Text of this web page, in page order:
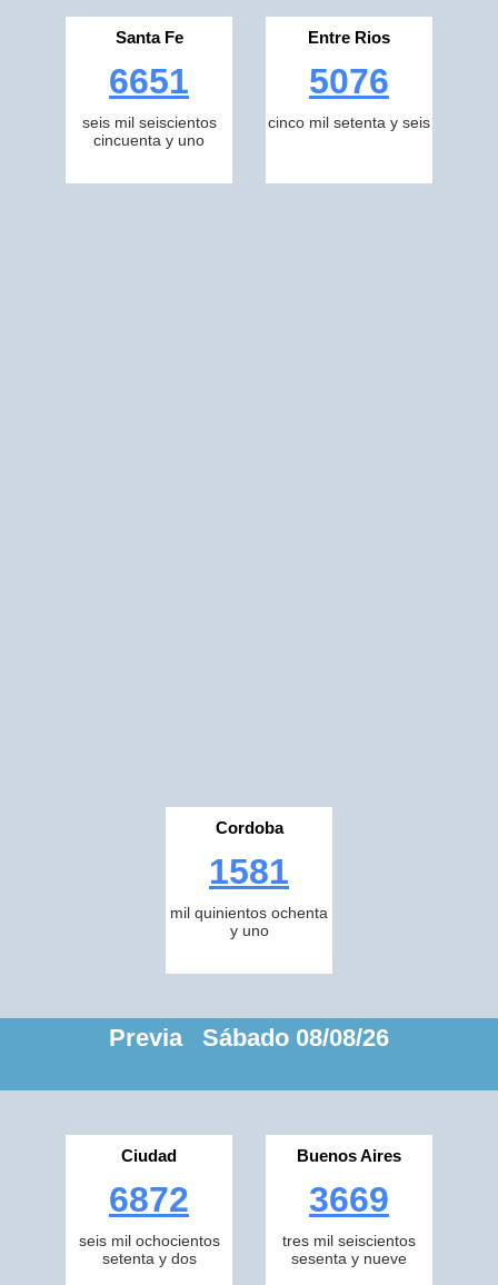
Santa Fe
6651
seis mil seiscientos
cincuenta y uno
Entre Rios
5076
cinco mil setenta y seis
Cordoba
1581
mil quinientos ochenta
y uno
Previa Sábado 08/08/26
Ciudad
6872
seis mil ochocientos
setenta y dos
Buenos Aires
3669
tres mil seiscientos
sesenta y nueve